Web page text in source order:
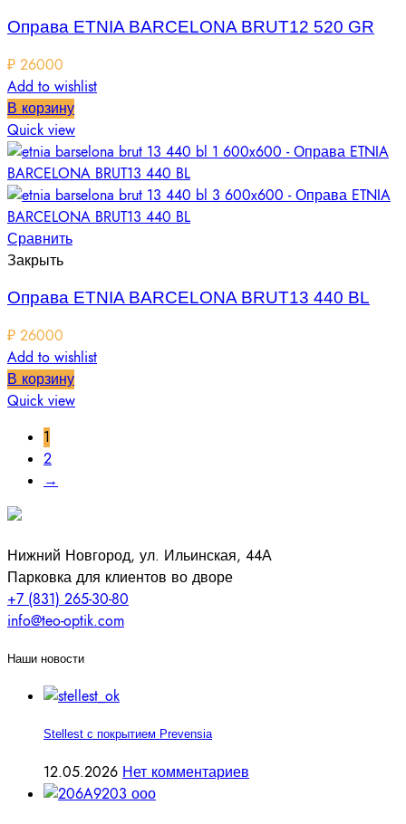
Оправа ETNIA BARCELONA BRUT12 520 GR
₽ 26000
Add to wishlist
В корзину
Quick view
Сравнить
Закрыть
Оправа ETNIA BARCELONA BRUT13 440 BL
₽ 26000
Add to wishlist
В корзину
Quick view
1
2
→
Нижний Новгород, ул. Ильинская, 44А
Парковка для клиентов во дворе
+7 (831) 265-30-80
info@teo-optik.com
Наши новости
Stellest с покрытием Prevensia
12.05.2026 Нет комментариев